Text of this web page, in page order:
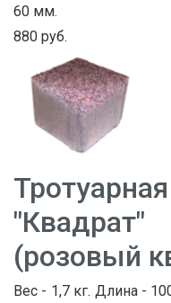
60 мм.
880 руб.
(розовый
Вес - 1,7 кг. Длина -